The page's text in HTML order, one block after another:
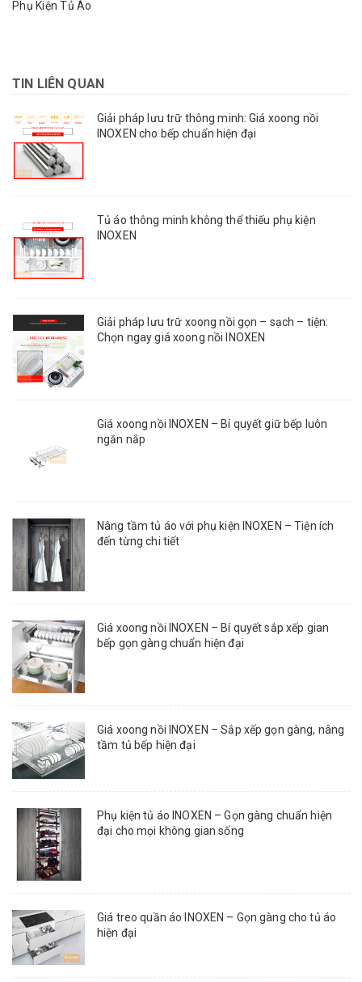
Phụ Kiện Tủ Áo
TIN LIÊN QUAN
Giải pháp lưu trữ thông minh: Giá xoong nồi
INOXEN cho bếp chuẩn hiện đại
Tủ áo thông minh không thể thiếu phụ kiện
INOXEN
Giải pháp lưu trữ xoong nồi gọn – sạch – tiện:
Chọn ngay giá xoong nồi INOXEN
Giá xoong nồi INOXEN – Bí quyết giữ bếp luôn
ngăn nắp
Nâng tầm tủ áo với phụ kiện INOXEN – Tiện ích
đến từng chi tiết
Giá xoong nồi INOXEN – Bí quyết sắp xếp gian
bếp gọn gàng chuẩn hiện đại
Giá xoong nồi INOXEN – Sắp xếp gọn gàng, nâng
tầm tủ bếp hiện đại
Phụ kiện tủ áo INOXEN – Gọn gàng chuẩn hiện
đại cho mọi không gian sống
Giá treo quần áo INOXEN – Gọn gàng cho tủ áo
hiện đại